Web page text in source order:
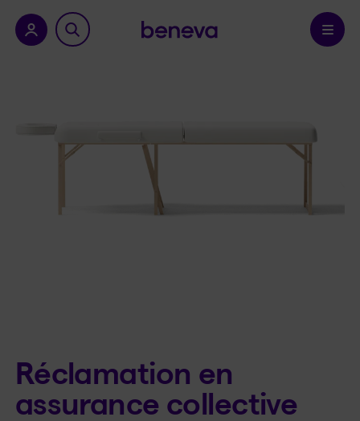
province.Confirmer
Réclamation en
assurance collective